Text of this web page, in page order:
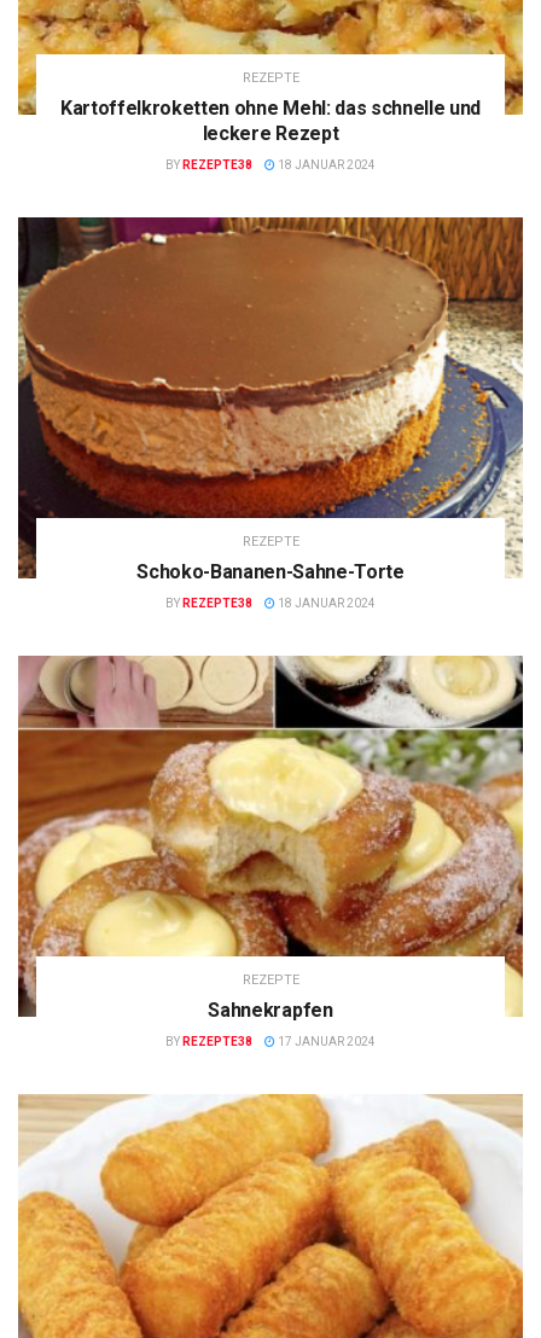
REZEPTE
Kartoffelkroketten ohne Mehl: das schnelle und
leckere Rezept
BY REZEPTE38 18 JANUAR 2024
REZEPTE
Schoko-Bananen-Sahne-Torte
BY REZEPTE38 18 JANUAR 2024
REZEPTE
Sahnekrapfen
BY REZEPTE38 17 JANUAR 2024